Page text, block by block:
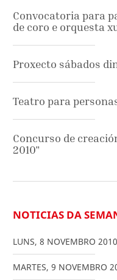
Convocatoria para
de coro e orquesta
Proxecto sábados
Teatro para
Concurso de
2010"
NOTICIAS DA
LUNS, 8 NOVEMBRO 2010
MARTES, 9 NOVEMBRO